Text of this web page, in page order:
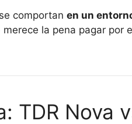
comportan en un
la pena pagar por
TDR Nova